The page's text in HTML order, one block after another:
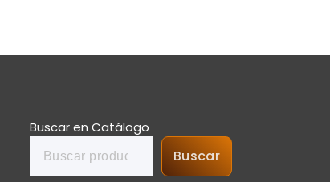
Buscar en Catálogo
Buscar